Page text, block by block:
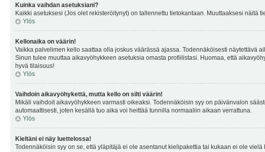
Kuinka vaihdan asetuksiani?
Kaikki asetuksesi (Jos olet rekisteröitynyt) on tallennettu tietokantaan. Muuttaaksesi näitä
Ylös
Kellonaika on väärin!
Vaikka palvelimen kello saattaa olla joskus väärässä ajassa. Todennäköisesti näytettävä
Sinun tulee muuttaa aikavyöhykkeen asetuksia omasta profiilistasi. Huomaa, että
hyvä tilaisuus!
Ylös
Vaihdoin aikavyöhykettä, mutta kello on silti väärin!
Mikäli vaihdoit aikavyöhykkeen varmasti oikeaksi. Todennäköisin syy on päivänvalon
automaattisesti, joten kesällä tuo aika voi heittää tunnilla normaaliin aikaan verrattuna.
Ylös
Kieltäni ei näy luettelossa!
Todennäköisin syy on se, että yläpitäjä ei ole asentanut kielipakettia tai kukaan ei ole